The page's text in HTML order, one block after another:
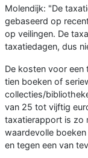
Molendijk: "De
gebaseerd op
op veilingen. De
taxatiedagen, dus
De kosten voor een
tien boeken of
collecties/
van 25 tot vijftig
taxatierapport is zo
waardevolle
en tegen een van